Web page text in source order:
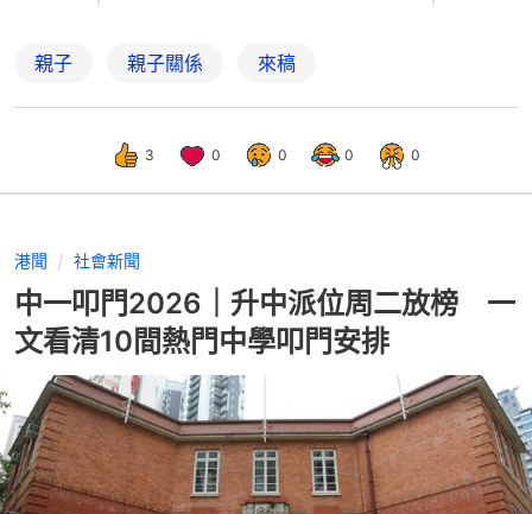
親子 親子關係 來稿
3 0 0 0 0
港聞 社會新聞
中一叩門2026｜升中派位周二放榜 一
文看清10間熱門中學叩門安排